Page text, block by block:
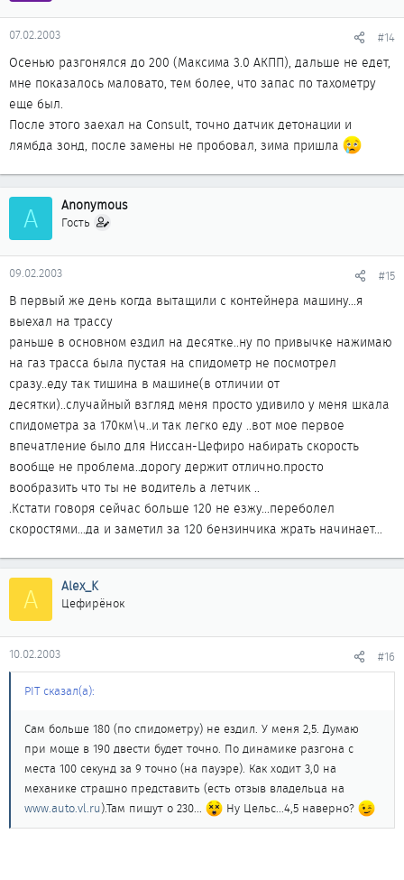
07.02.2003 #14
Осенью разгонялся до 200 (Максима 3.0 АКПП), дальше не едет,
мне показалось маловато, тем более, что запас по тахометру
еще был.
После этого заехал на Consult, точно датчик детонации и
лямбда зонд, после замены не пробовал, зима пришла
A Anonymous
Гость
09.02.2003 #15
В первый же день когда вытащили с контейнера машину...я
выехал на трассу
раньше в основном ездил на десятке..ну по привычке нажимаю
на газ трасса была пустая на спидометр не посмотрел
сразу..еду так тишина в машине(в отличии от
десятки)..случайный взгляд меня просто удивило у меня шкала
спидометра за 170км\ч..и так легко еду ..вот мое первое
впечатление было для Ниссан-Цефиро набирать скорость
вообще не проблема..дорогу держит отлично.просто
вообразить что ты не водитель а летчик ..
.Кстати говоря сейчас больше 120 не езжу...переболел
скоростями...да и заметил за 120 бензинчика жрать начинает...
A Alex_K
Цефирёнок
10.02.2003 #16
PIT сказал(а):
Сам больше 180 (по спидометру) не ездил. У меня 2,5. Думаю
при моще в 190 двести будет точно. По динамике разгона с
места 100 секунд за 9 точно (на пауэре). Как ходит 3,0 на
механике страшно представить (есть отзыв владельца на
www.auto.vl.ru).Там пишут о 230... Ну Цельс...4,5 наверно?